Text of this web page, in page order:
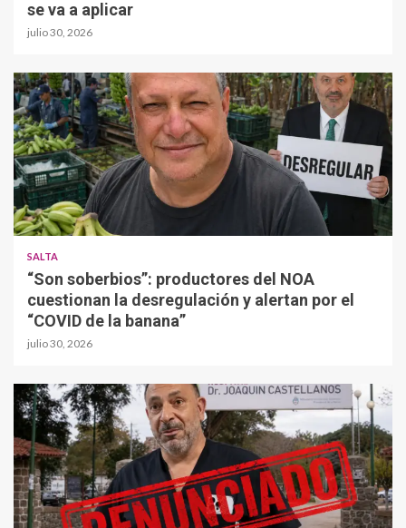
se va a aplicar
julio 30, 2026
SALTA
“Son soberbios”: productores del NOA
cuestionan la desregulación y alertan por el
“COVID de la banana”
julio 30, 2026